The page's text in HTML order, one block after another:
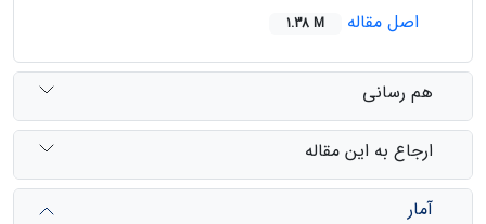
اصل مقاله
1.38 M
هم رسانی
ارجاع به این مقاله
آمار